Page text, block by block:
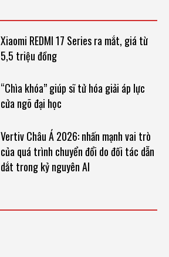
Xiaomi REDMI 17 Series ra mắt, giá từ
5,5 triệu đồng
“Chìa khóa” giúp sĩ tử hóa giải áp lực
cửa ngõ đại học
Vertiv Châu Á 2026: nhấn mạnh vai trò
của quá trình chuyển đổi do đối tác dẫn
dắt trong kỷ nguyên AI